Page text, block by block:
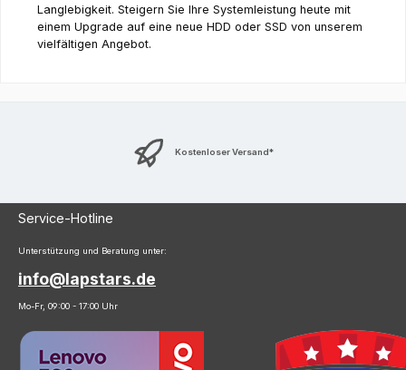
Langlebigkeit. Steigern Sie Ihre Systemleistung heute mit
einem Upgrade auf eine neue HDD oder SSD von unserem
vielfältigen Angebot.
Kostenloser Versand*
Service-Hotline
Unterstützung und Beratung unter:
info@lapstars.de
Mo-Fr, 09:00 - 17:00 Uhr